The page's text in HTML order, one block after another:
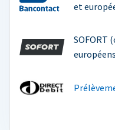
et
SOFORT